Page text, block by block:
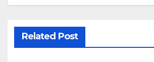
Related Post